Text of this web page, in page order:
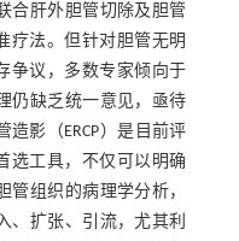
合肝外胆管切除及胆管
疗法。但针对胆管无明
争议，多数专家倾向于
仍缺乏统一意见，亟待
影（ERCP）是目前评
选工具，不仅可以明确
管组织的病理学分析，
、扩张、引流，尤其利